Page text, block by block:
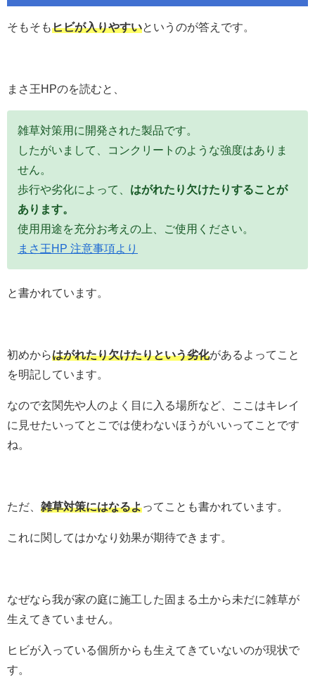
そもそもヒビが入りやすいというのが答えです。
まさ王HPのを読むと、
雑草対策用に開発された製品です。
したがいまして、コンクリートのような強度はありま
せん。
歩行や劣化によって、 はがれたり欠けたりすることが
あります。
使用用途を充分お考えの上、ご使用ください。
まさ王HP 注意事項より
と書かれています。
初めからはがれたり欠けたりという劣化があるよってこと
を明記しています。
なので玄関先や人のよく目に入る場所など、ここはキレイ
に見せたいってとこでは使わないほうがいいってことです
ね。
ただ、 雑草対策にはなるよってことも書かれています。
これに関してはかなり効果が期待できます。
なぜなら我が家の庭に施工した固まる土から未だに雑草が
生えてきていません。
ヒビが入っている個所からも生えてきていないのが現状で
す。